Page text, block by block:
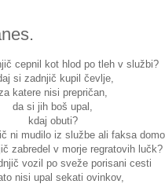
cepnil kot hlod po tleh v službi?
si zadnjič kupil čevlje,
katere nisi prepričan,
da si jih boš upal,
kdaj obuti?
ni mudilo iz službe ali faksa
zabredel v morje regratovih lučk?
vozil po sveže porisani cesti
nisi upal sekati ovinkov,